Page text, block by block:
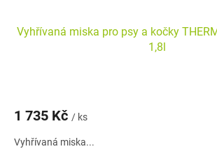
Vyhřívaná miska pro psy a kočky
1,8l
1 735 Kč / ks
Vyhřívaná miska...